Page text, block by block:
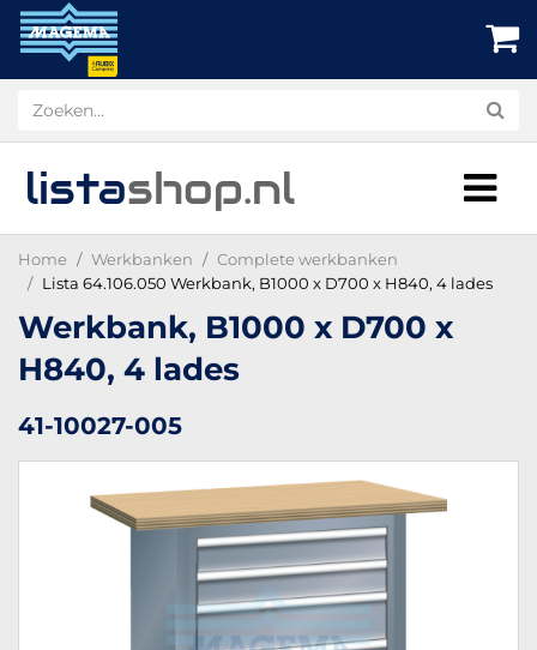
listashop.nl
Home Werkbanken
Complete werkbanken
Lista 64.106.050 Werkbank, B1000 x D700 x H840, 4 lades
Werkbank, B1000 x D700 x
H840, 4 lades
41-10027-005